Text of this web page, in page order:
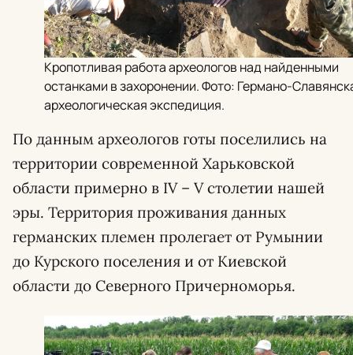
Кропотливая работа археологов над найденными
останками в захоронении. Фото: Германо-
археологическая экспедиция.
По данным археологов готы поселились на
территории современной Харьковской
области примерно в IV – V столетии нашей
эры. Территория проживания данных
германских племен пролегает от Румынии
до Курского поселения и от Киевской
области до Северного Причерноморья.